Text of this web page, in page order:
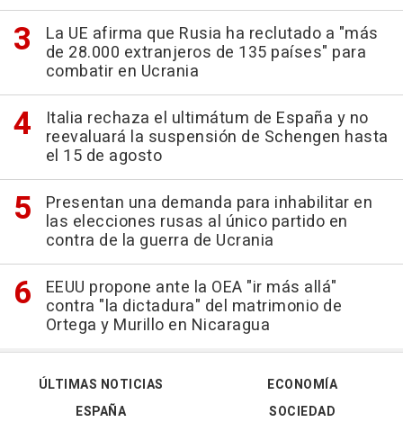
La UE afirma que Rusia ha reclutado a "más
de 28.000 extranjeros de 135 países" para
combatir en Ucrania
Italia rechaza el ultimátum de España y no
reevaluará la suspensión de Schengen hasta
el 15 de agosto
Presentan una demanda para inhabilitar en
las elecciones rusas al único partido en
contra de la guerra de Ucrania
EEUU propone ante la OEA "ir más allá"
contra "la dictadura" del matrimonio de
Ortega y Murillo en Nicaragua
ÚLTIMAS NOTICIAS
ESPAÑA
ECONOMÍA
SOCIEDAD